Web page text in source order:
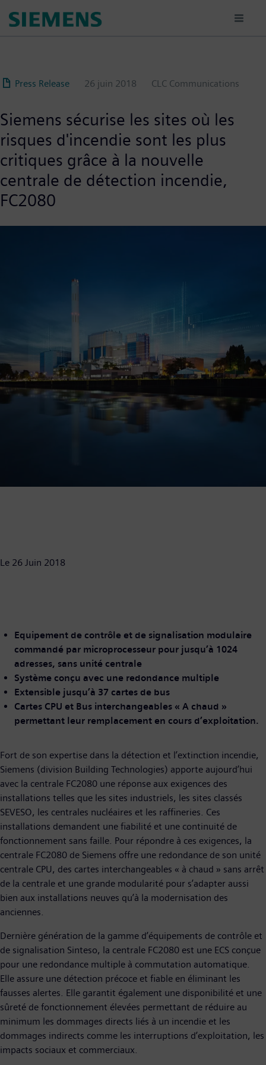
au
Press Release 26 juin 2018 CLC Communications
Siemens sécurise les sites où les
risques d'incendie sont les plus
critiques grâce à la nouvelle
centrale de détection incendie,
FC2080
Le 26 Juin 2018
Equipement de contrôle et de signalisation modulaire
commandé par microprocesseur pour jusqu’à 1024
adresses, sans unité centrale
Système conçu avec une redondance multiple
Extensible jusqu’à 37 cartes de bus
Cartes CPU et Bus interchangeables « A chaud »
permettant leur remplacement en cours d’exploitation.
Fort de son expertise dans la détection et l’extinction incendie,
Siemens (division Building Technologies) apporte aujourd’hui
avec la centrale FC2080 une réponse aux exigences des
installations telles que les sites industriels, les sites classés
SEVESO, les centrales nucléaires et les raffineries. Ces
installations demandent une fiabilité et une continuité de
fonctionnement sans faille. Pour répondre à ces exigences, la
centrale FC2080 de Siemens offre une redondance de son unité
centrale CPU, des cartes interchangeables « à chaud » sans arrêt
de la centrale et une grande modularité pour s’adapter aussi
bien aux installations neuves qu’à la modernisation des
anciennes.
Dernière génération de la gamme d’équipements de contrôle et
de signalisation Sinteso, la centrale FC2080 est une ECS conçue
pour une redondance multiple à commutation automatique.
Elle assure une détection précoce et fiable en éliminant les
fausses alertes. Elle garantit également une disponibilité et une
sûreté de fonctionnement élevées permettant de réduire au
minimum les dommages directs liés à un incendie et les
dommages indirects comme les interruptions d’exploitation, les
impacts sociaux et commerciaux.